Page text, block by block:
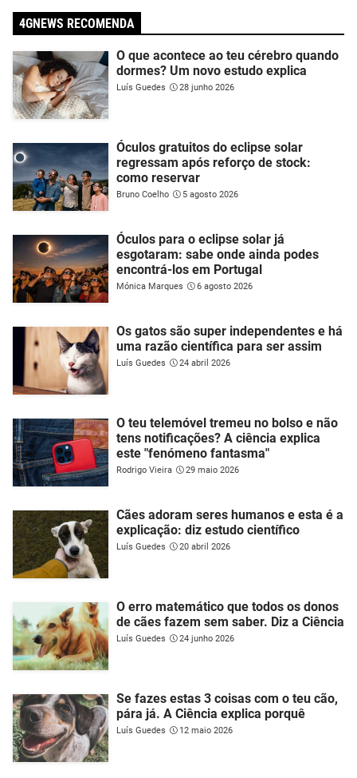
4GNEWS RECOMENDA
O que acontece ao teu cérebro quando
dormes? Um novo estudo explica
Luís Guedes 28 junho 2026
Óculos gratuitos do eclipse solar
regressam após reforço de stock:
como reservar
Bruno Coelho 5 agosto 2026
Óculos para o eclipse solar já
esgotaram: sabe onde ainda podes
encontrá-los em Portugal
Mónica Marques 6 agosto 2026
Os gatos são super independentes e há
uma razão científica para ser assim
Luís Guedes 24 abril 2026
O teu telemóvel tremeu no bolso e não
tens notificações? A ciência explica
este "fenómeno fantasma"
Rodrigo Vieira 29 maio 2026
Cães adoram seres humanos e esta é a
explicação: diz estudo científico
Luís Guedes 20 abril 2026
O erro matemático que todos os donos
de cães fazem sem saber. Diz a Ciência
Luís Guedes 24 junho 2026
Se fazes estas 3 coisas com o teu cão,
pára já. A Ciência explica porquê
Luís Guedes 12 maio 2026